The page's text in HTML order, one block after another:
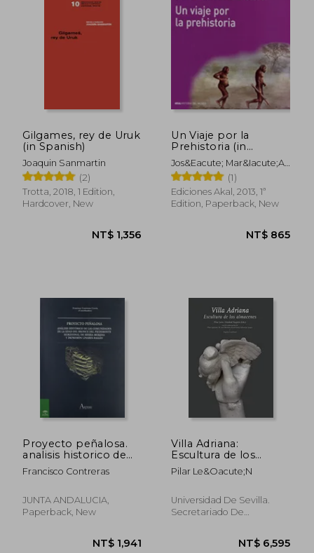
NT$
NT$ 1,526 NT$
Gilgames, rey de Uruk
(in Spanish)
Joaquin Sanmartin
(2)
Trotta, 2018, 1 Edition,
Hardcover, New
Un Viaje por la
Prehistoria (in
Spanish)
Jos&Eacute; Mar&Iacute;A
Berm&Uacute;Dez De
Castro
(1)
Ediciones Akal, 2013, 1ª
Edition, Paperback, New
Proyecto peñalosa.
analisis historico de
las comunidades de la
edad bronce del
Spanish)
Francisco Contreras
JUNTA ANDALUCIA,
Paperback, New
Villa Adriana:
Escultura de los
Almacenes (in
Spanish)
Pilar Le&Oacute;N
Universidad De Sevilla.
Secretariado De
Edition, Hardcover, New